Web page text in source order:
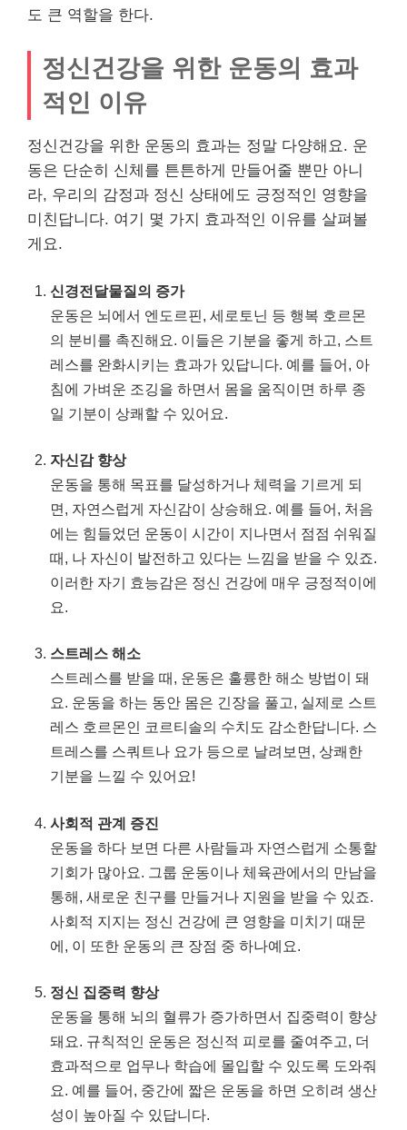
도 큰 역할을 한다.
정신건강을 위한 운동의 효과
적인 이유
정신건강을 위한 운동의 효과는 정말 다양해요. 운
동은 단순히 신체를 튼튼하게 만들어줄 뿐만 아니
라, 우리의 감정과 정신 상태에도 긍정적인 영향을
미친답니다. 여기 몇 가지 효과적인 이유를 살펴볼
게요.
신경전달물질의 증가
운동은 뇌에서 엔도르핀, 세로토닌 등 행복 호르몬
의 분비를 촉진해요. 이들은 기분을 좋게 하고, 스트
레스를 완화시키는 효과가 있답니다. 예를 들어, 아
침에 가벼운 조깅을 하면서 몸을 움직이면 하루 종
일 기분이 상쾌할 수 있어요.
자신감 향상
운동을 통해 목표를 달성하거나 체력을 기르게 되
면, 자연스럽게 자신감이 상승해요. 예를 들어, 처음
에는 힘들었던 운동이 시간이 지나면서 점점 쉬워질
때, 나 자신이 발전하고 있다는 느낌을 받을 수 있죠.
이러한 자기 효능감은 정신 건강에 매우 긍정적이에
요.
스트레스 해소
스트레스를 받을 때, 운동은 훌륭한 해소 방법이 돼
요. 운동을 하는 동안 몸은 긴장을 풀고, 실제로 스트
레스 호르몬인 코르티솔의 수치도 감소한답니다. 스
트레스를 스쿼트나 요가 등으로 날려보면, 상쾌한
기분을 느낄 수 있어요!
사회적 관계 증진
운동을 하다 보면 다른 사람들과 자연스럽게 소통할
기회가 많아요. 그룹 운동이나 체육관에서의 만남을
통해, 새로운 친구를 만들거나 지원을 받을 수 있죠.
사회적 지지는 정신 건강에 큰 영향을 미치기 때문
에, 이 또한 운동의 큰 장점 중 하나예요.
정신 집중력 향상
운동을 통해 뇌의 혈류가 증가하면서 집중력이 향상
돼요. 규칙적인 운동은 정신적 피로를 줄여주고, 더
효과적으로 업무나 학습에 몰입할 수 있도록 도와줘
요. 예를 들어, 중간에 짧은 운동을 하면 오히려 생산
성이 높아질 수 있답니다.